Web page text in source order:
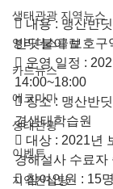
생태관광 지역뉴스
영리더스클럽
카드뉴스
에코마마
생태관광
이벤트
지역컨설팅
 내용 : 맹산반
반딧불이 보호구
 운영 일정 :
14:00~18:00
 장소 : 맹산반
경생태학습원
​ 대상 : 2021년
경해설사 수료자
 참여인원 : 15